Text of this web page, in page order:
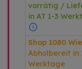
vorrätig /
in AT 1-3
Shop 1080
Abholbereit in
Werktage